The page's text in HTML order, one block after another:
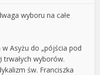
wyboru na całe
w Asyżu do „pójścia pod
trwałych wyborów.
św. Franciszka